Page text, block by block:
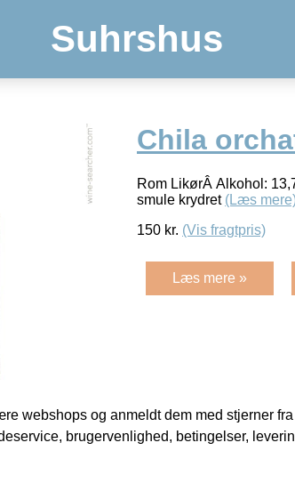
Suhrshus
Chila
Rom LikørÂ Alkohol:
smule krydret (Læs
150 kr. (Vis fragtpris)
Læs mere »
webshops og anmeldt dem med stjerner
brugervenlighed, betingelser,